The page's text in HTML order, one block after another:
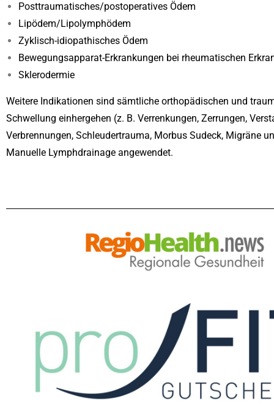
Posttraumatisches/postoperatives Ödem
Lipödem/Lipolymphödem
Zyklisch-idiopathisches Ödem
Bewegungsapparat-Erkrankungen bei rheumatischen
Sklerodermie
Weitere Indikationen sind sämtliche orthopädischen und
Schwellung einhergehen (z. B. Verrenkungen, Zerrungen,
Verbrennungen, Schleudertrauma, Morbus Sudeck, Migräne
Manuelle Lymphdrainage angewendet.